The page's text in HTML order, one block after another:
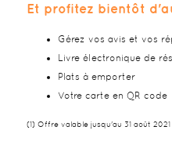
Et profitez bientôt
Gérez vos avis et vos
Livre électronique de
Plats à emporter
Votre carte en QR code
(1) Offre valable jusqu'au 31 août 2021